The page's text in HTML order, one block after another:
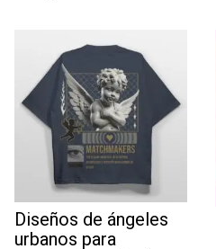
Diseños de ángeles
urbanos para